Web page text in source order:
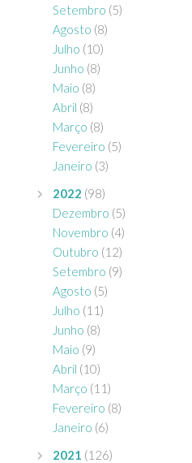
Setembro (5)
Agosto (8)
Julho (10)
Junho (8)
Maio (8)
Abril (8)
Março (8)
Fevereiro (5)
Janeiro (3)
2022 (98)
Dezembro (5)
Novembro (4)
Outubro (12)
Setembro (9)
Agosto (5)
Julho (11)
Junho (8)
Maio (9)
Abril (10)
Março (11)
Fevereiro (8)
Janeiro (6)
2021 (126)